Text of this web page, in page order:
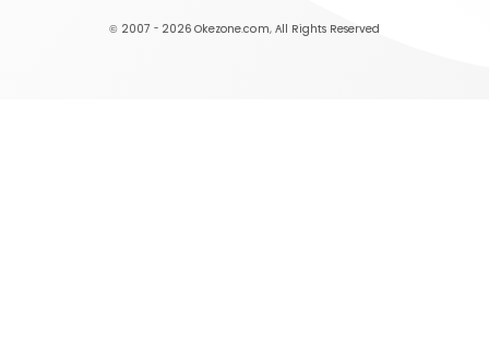
© 2007 - 2026 Okezone.com, All Rights Reserved